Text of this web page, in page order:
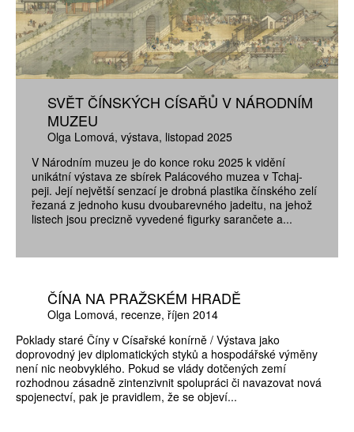
SVĚT ČÍNSKÝCH CÍSAŘŮ V NÁRODNÍM
MUZEU
Olga Lomová výstava listopad 2025
V Národním muzeu je do konce roku 2025 k vidění
unikátní výstava ze sbírek Palácového muzea v Tchaj-
peji. Její největší senzací je drobná plastika čínského zelí
řezaná z jednoho kusu dvoubarevného jadeitu, na jehož
listech jsou precizně vyvedené figurky sarančete a...
ČÍNA NA PRAŽSKÉM HRADĚ
Olga Lomová recenze říjen 2014
Poklady staré Číny v Císařské konírně / Výstava jako
doprovodný jev diplomatických styků a hospodářské výměny
není nic neobvyklého. Pokud se vlády dotčených zemí
rozhodnou zásadně zintenzivnit spolupráci či navazovat nová
spojenectví, pak je pravidlem, že se objeví...